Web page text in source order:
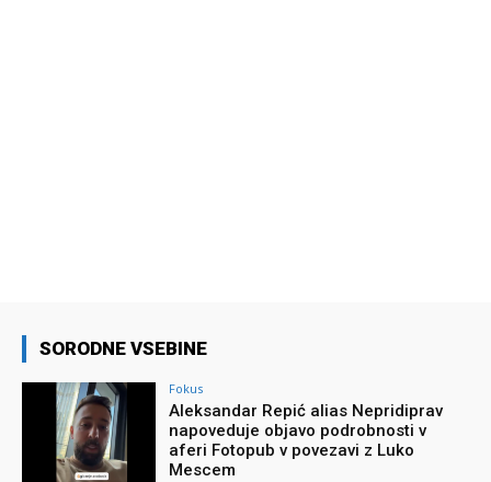
SORODNE VSEBINE
Fokus
Aleksandar Repić alias Nepridiprav
napoveduje objavo podrobnosti v
aferi Fotopub v povezavi z Luko
Mescem